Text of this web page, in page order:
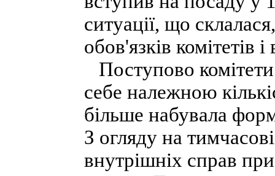
ситуації, що
обов'язків комітетів
Поступово комітети
себе належною
більше набувала
З огляду на
внутрішніх справ